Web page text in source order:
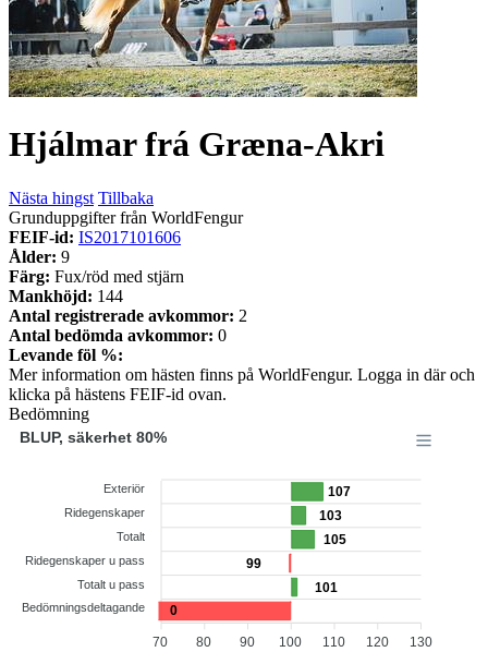
Hjálmar frá Græna-Akri
Nästa hingst Tillbaka
Grunduppgifter från WorldFengur
FEIF-id: IS2017101606
Ålder: 9
Färg: Fux/röd med stjärn
Mankhöjd: 144
Antal registrerade avkommor: 2
Antal bedömda avkommor: 0
Levande föl %:
Mer information om hästen finns på WorldFengur. Logga in där och
klicka på hästens FEIF-id ovan.
Bedömning
107
103
105
99
101
0
Exteriör
Ridegenskaper
Totalt
Ridegenskaper u pass
Totalt u pass
Bedömningsdeltagande
130
120
110
100
90
80
70
BLUP, säkerhet 80%